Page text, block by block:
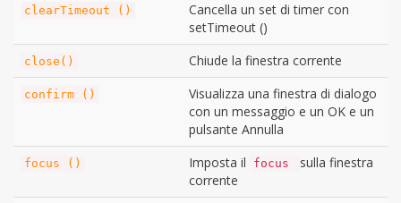
clearTimeout ()
Cancella un set di timer con
setTimeout ()
close() Chiude la finestra corrente
confirm ()
Visualizza una finestra di dialogo
con un messaggio e un OK e un
pulsante Annulla
focus () Imposta il focus
sulla finestra
corrente